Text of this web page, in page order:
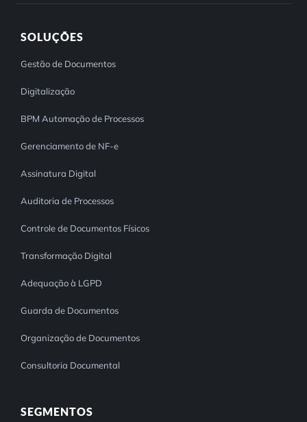
SOLUÇÕES
Gestão de Documentos
Digitalização
BPM Automação de Processos
Gerenciamento de NF-e
Assinatura Digital
Auditoria de Processos
Controle de Documentos Físicos
Transformação Digital
Adequação à LGPD
Guarda de Documentos
Organização de Documentos
Consultoria Documental
SEGMENTOS